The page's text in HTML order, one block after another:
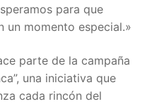
para que
un momento especial.»
parte de la campaña
una iniciativa que
cada rincón del